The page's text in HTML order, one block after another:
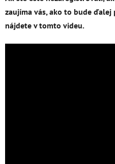
zaujíma vás, ako to bude
nájdete v tomto videu.